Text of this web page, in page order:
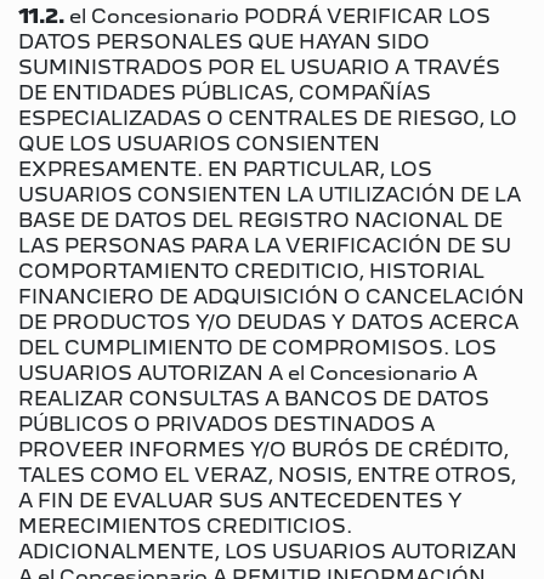
11.2. el Concesionario PODRÁ VERIFICAR LOS
DATOS PERSONALES QUE HAYAN SIDO
SUMINISTRADOS POR EL USUARIO A TRAVÉS
DE ENTIDADES PÚBLICAS, COMPAÑÍAS
ESPECIALIZADAS O CENTRALES DE RIESGO, LO
QUE LOS USUARIOS CONSIENTEN
EXPRESAMENTE. EN PARTICULAR, LOS
USUARIOS CONSIENTEN LA UTILIZACIÓN DE LA
BASE DE DATOS DEL REGISTRO NACIONAL DE
LAS PERSONAS PARA LA VERIFICACIÓN DE SU
COMPORTAMIENTO CREDITICIO, HISTORIAL
FINANCIERO DE ADQUISICIÓN O CANCELACIÓN
DE PRODUCTOS Y/O DEUDAS Y DATOS ACERCA
DEL CUMPLIMIENTO DE COMPROMISOS. LOS
USUARIOS AUTORIZAN A el Concesionario A
REALIZAR CONSULTAS A BANCOS DE DATOS
PÚBLICOS O PRIVADOS DESTINADOS A
PROVEER INFORMES Y/O BURÓS DE CRÉDITO,
TALES COMO EL VERAZ, NOSIS, ENTRE OTROS,
A FIN DE EVALUAR SUS ANTECEDENTES Y
MERECIMIENTOS CREDITICIOS.
ADICIONALMENTE, LOS USUARIOS AUTORIZAN